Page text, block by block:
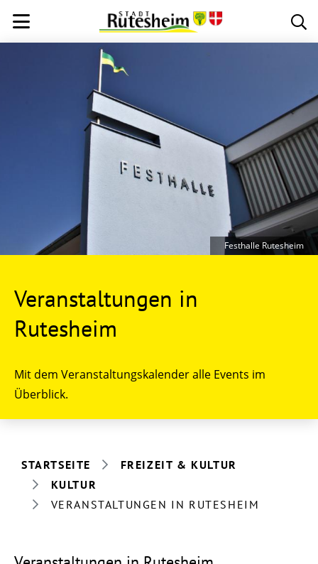
Veranstaltungen in
Rutesheim
Mit dem Veranstaltungskalender alle Events im
Überblick.
Festhalle Rutesheim
STARTSEITE
FREIZEIT & KULTUR
KULTUR
VERANSTALTUNGEN IN RUTESHEIM